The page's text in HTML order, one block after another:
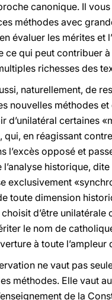
canonique. Il
méthodes avec
évaluer les mérites et
ce qui peut contribuer
richesses des
naturellement, de
nouvelles méthodes et
d’unilatéral certaines
qui, en réagissant
l’excès opposé et
l’analyse historique,
exclusivement
toute dimension
d’être unilatérale
le nom de
à toute l’ampleur
ne vaut pas
méthodes. Elle vaut
de la